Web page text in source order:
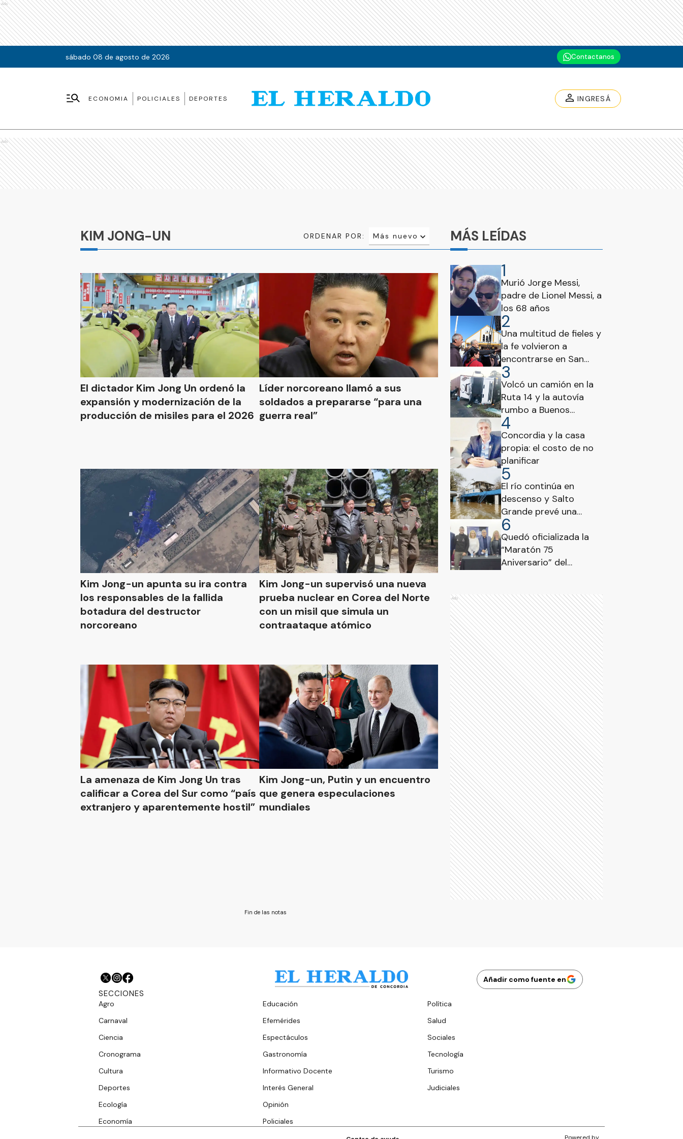
Ads
sábado 08 de agosto de 2026 Contactanos
ECONOMIA POLICIALES DEPORTES INGRESÁ
Ads
KIM JONG-UN ORDENAR POR:
Más nuevo
Relevancia
El dictador Kim Jong Un ordenó la
expansión y modernización de la
producción de misiles para el 2026
Líder norcoreano llamó a sus
soldados a prepararse “para una
guerra real”
Kim Jong-un apunta su ira contra
los responsables de la fallida
botadura del destructor
norcoreano
Kim Jong-un supervisó una nueva
prueba nuclear en Corea del Norte
con un misil que simula un
contraataque atómico
La amenaza de Kim Jong Un tras
calificar a Corea del Sur como “país
extranjero y aparentemente hostil”
Kim Jong-un, Putin y un encuentro
que genera especulaciones
mundiales
Fin de las notas
MÁS LEÍDAS
1
Murió Jorge Messi,
padre de Lionel Messi, a
los 68 años
2
Una multitud de fieles y
la fe volvieron a
encontrarse en San
Cayetano
3
Volcó un camión en la
Ruta 14 y la autovía
rumbo a Buenos
Aires estuvo
interrumpida
4
Concordia y la casa
propia: el costo de no
planificar
5
El río continúa en
descenso y Salto
Grande prevé una
disminución del caudal
evacuado
6
Quedó oficializada la
“Maratón 75
Aniversario” del
de Entre Ríos
Ads
Añadir como fuente en
SECCIONES
Agro
Carnaval
Ciencia
Cronograma
Cultura
Deportes
Ecología
Economía
Educación
Efemérides
Espectáculos
Gastronomía
Informativo Docente
Interés General
Opinión
Policiales
Política
Salud
Sociales
Tecnología
Turismo
Judiciales